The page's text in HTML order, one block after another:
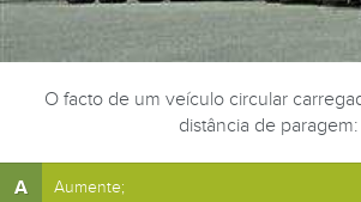
O facto de um veículo circular
distância de paragem:
A Aumente;